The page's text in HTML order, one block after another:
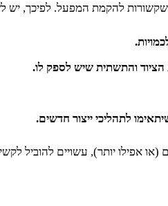
שקשורות להקמת המפעל. לפיכך,
והתשתית שיש לספק לו.
לתהליכי ייצור חדשים.
אפילו יותר), עשויים להוביל